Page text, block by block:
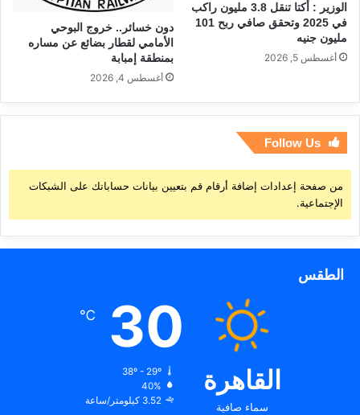
الوزير : أكتا تنقل 3.8 مليون راكب
في 2025 وتحقق صافي ربح 101
مليون جنيه
أغسطس 5, 2026
دون خسائر.. خروج البوحي
الأمامي لقطار بضائع عن مساره
بمنطقة إمبابة
أغسطس 4, 2026
Follow Us
من صفحة إعدادات إضافة أرقام قم بتعيين بيانات حساباتك على الشبكات
الإجتماعية.
الطقس
القاهرة
سماء صافية
30
℃
38º - 29º
40%
3.52 كيلومتر/ساعة